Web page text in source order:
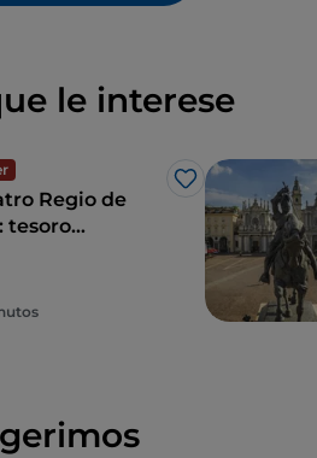
le interese
Me gusta
Regio de
tesoro